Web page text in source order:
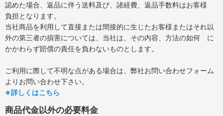
認めた場合、返品に伴う送料及び、諸経費、返品手数料はお客様
負担となります。
当社商品を利用して直接または間接的に生じたお客様またはそれ以
外の第三者の損害については、当社は、その内容、方法の如何 に
かかわらず賠償の責任を負わないものとします。
ご利用に際して不明な点がある場合は、弊社お問い合わせフォーム
よりお問い合わせ下さい。
※詳しくはこちら
商品代金以外の必要料金